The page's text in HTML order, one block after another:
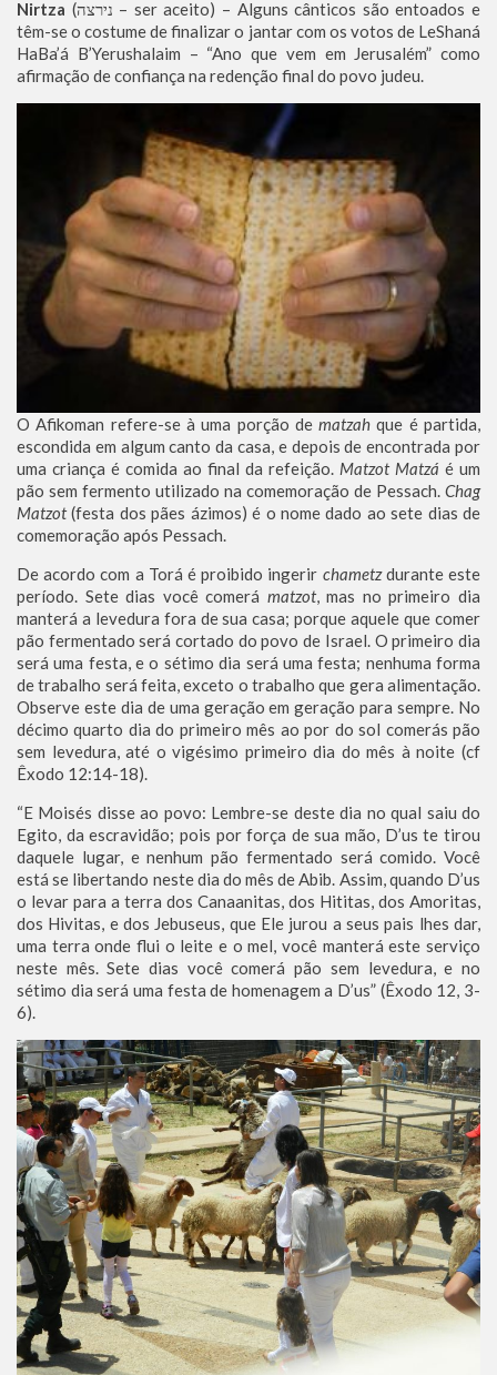
Nirtza (נירצה – ser aceito) – Alguns cânticos são entoados e
têm-se o costume de finalizar o jantar com os votos de LeShaná
HaBa’á B’Yerushalaim – “Ano que vem em Jerusalém” como
afirmação de confiança na redenção final do povo judeu.
O Afikoman refere-se à uma porção dematzah que é partida,
escondida em algum canto da casa, e depois de encontrada por
uma criança é comida ao final da refeição. Matzot Matzá é um
pão sem fermento utilizado na comemoração de Pessach. Chag
Matzot(festa dos pães ázimos) é o nome dado ao sete dias de
comemoração após Pessach.
De acordo com a Torá é proibido ingerir chametzdurante este
período. Sete dias você comerá matzot, mas no primeiro dia
manterá a levedura fora de sua casa; porque aquele que comer
pão fermentado será cortado do povo de Israel. O primeiro dia
será uma festa, e o sétimo dia será uma festa; nenhuma forma
de trabalho será feita, exceto o trabalho que gera alimentação.
Observe este dia de uma geração em geração para sempre. No
décimo quarto dia do primeiro mês ao por do sol comerás pão
sem levedura, até o vigésimo primeiro dia do mês à noite (cf
Êxodo 12:14-18).
“E Moisés disse ao povo: Lembre-se deste dia no qual saiu do
Egito, da escravidão; pois por força de sua mão, D’us te tirou
daquele lugar, e nenhum pão fermentado será comido. Você
está se libertando neste dia do mês de Abib. Assim, quando D’us
o levar para a terra dos Canaanitas, dos Hititas, dos Amoritas,
dos Hivitas, e dos Jebuseus, que Ele jurou a seus pais lhes dar,
uma terra onde flui o leite e o mel, você manterá este serviço
neste mês. Sete dias você comerá pão sem levedura, e no
sétimo dia será uma festa de homenagem a D’us” (Êxodo 12, 3-
6).